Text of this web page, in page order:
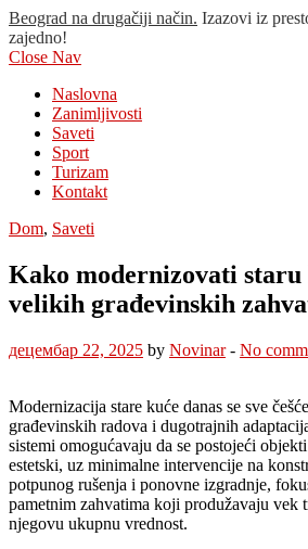
Beograd na drugačiji način. Izazovi iz
zajedno!
Close Nav
Naslovna
Zanimljivosti
Saveti
Sport
Turizam
Kontakt
Dom, Saveti
Kako modernizovati staru
velikih građevinskih
децембар 22, 2025 by Novinar- No
Modernizacija stare kuće danas se sve
građevinskih radova i dugotrajnih
sistemi omogućavaju da se postojeći
estetski, uz minimalne intervencije na
potpunog rušenja i ponovne izgradnje,
pametnim zahvatima koji produžavaju vek
njegovu ukupnu vrednost.